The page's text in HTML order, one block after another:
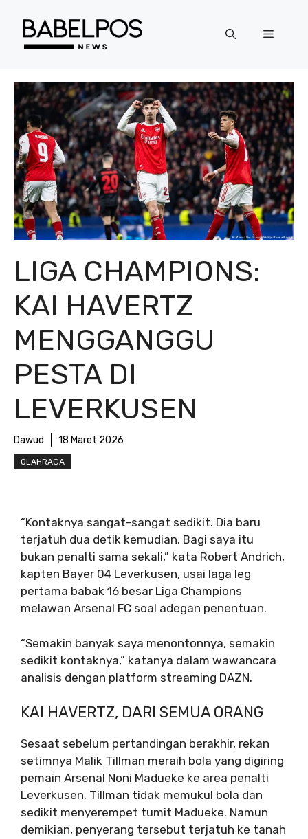
Menu
LIGA CHAMPIONS:
KAI HAVERTZ
MENGGANGGU
PESTA DI
LEVERKUSEN
Dawud 18 Maret 2026
OLAHRAGA
“Kontaknya sangat-sangat sedikit. Dia baru
terjatuh dua detik kemudian. Bagi saya itu
bukan penalti sama sekali,” kata Robert Andrich,
kapten Bayer 04 Leverkusen, usai laga leg
pertama babak 16 besar Liga Champions
melawan Arsenal FC soal adegan penentuan.
“Semakin banyak saya menontonnya, semakin
sedikit kontaknya,” katanya dalam wawancara
analisis dengan platform streaming DAZN.
KAI HAVERTZ, DARI SEMUA ORANG
Sesaat sebelum pertandingan berakhir, rekan
setimnya Malik Tillman meraih bola yang digiring
pemain Arsenal Noni Madueke ke area penalti
Leverkusen. Tillman tidak memukul bola dan
sedikit menyerempet tumit Madueke. Namun
demikian, penyerang tersebut terjatuh ke tanah